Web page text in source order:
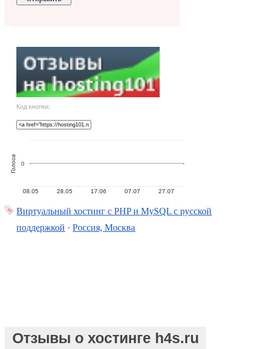
Код кнопки:
08.05 28.05 17.06 07.07 27.07
0
Голоса
Виртуальный хостинг c PHP и MySQL с русской
поддержкой ·Россия, Москва
Отзывы о хостинге h4s.ru